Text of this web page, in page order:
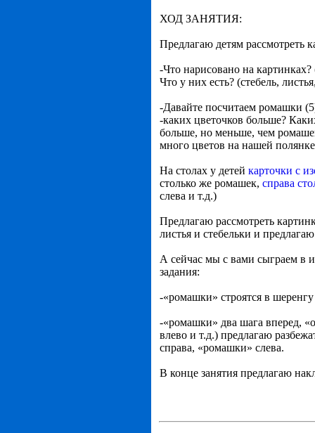
ХОД ЗАНЯТИЯ:
Предлагаю детям рассмотреть
-Что нарисовано на
Что у них есть? (стебель,
-Давайте посчитаем ромашки
-каких цветочков больше?
больше, но меньше, чем
много цветов на нашей
На столах у детей карточки с
столько же ромашек, справа
слева и т.д.)
Предлагаю рассмотреть
листья и стебельки и
А сейчас мы с вами сыграем в
задания:
-«ромашки» строятся в
-«ромашки» два шага вперед,
влево и т.д.) предлагаю
справа, «ромашки» слева.
В конце занятия предлагаю